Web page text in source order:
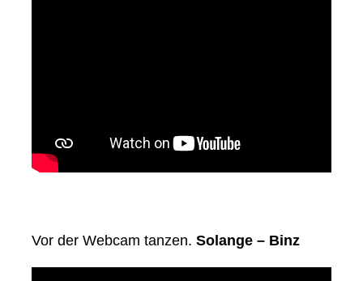
Vor der Webcam tanzen. Solange – Binz